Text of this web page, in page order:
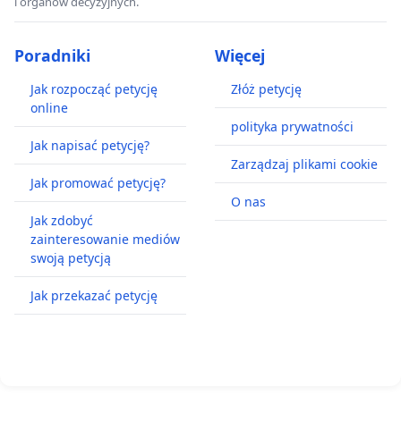
Poradniki
Jak rozpocząć petycję
online
Jak napisać petycję?
Jak promować petycję?
Jak zdobyć
zainteresowanie mediów
swoją petycją
Jak przekazać petycję
Więcej
Złóż petycję
polityka prywatności
Zarządzaj plikami cookie
O nas